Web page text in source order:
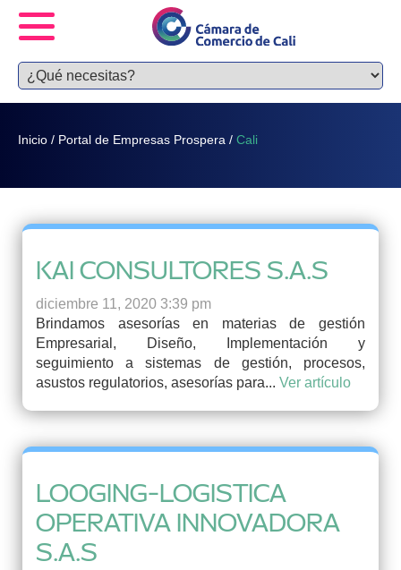
Inicio / Portal de Empresas Prospera / Cali
KAI CONSULTORES S.A.S
diciembre 11, 2020 3:39 pm
Brindamos asesorías en materias de gestión
Empresarial, Diseño, Implementación y
seguimiento a sistemas de gestión, procesos,
asustos regulatorios, asesorías para... Ver artículo
LOOGING-LOGISTICA
OPERATIVA INNOVADORA
S.A.S